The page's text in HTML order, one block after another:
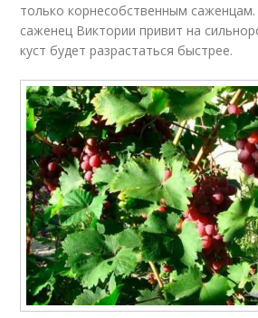
только корнесобственным
саженец Виктории привит на
куст будет разрастаться быстрее.